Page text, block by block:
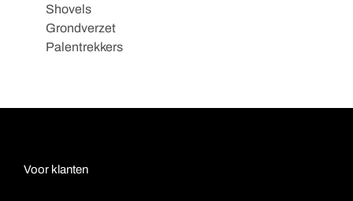
Shovels
Grondverzet
Palentrekkers
Voor klanten